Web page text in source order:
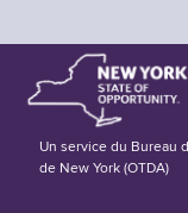
Un service du Bureau
de New York (OTDA)